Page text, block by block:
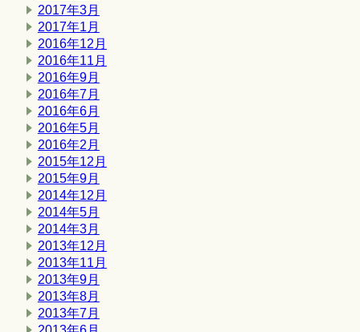
2017年3月
2017年1月
2016年12月
2016年11月
2016年9月
2016年7月
2016年6月
2016年5月
2016年2月
2015年12月
2015年9月
2014年12月
2014年5月
2014年3月
2013年12月
2013年11月
2013年9月
2013年8月
2013年7月